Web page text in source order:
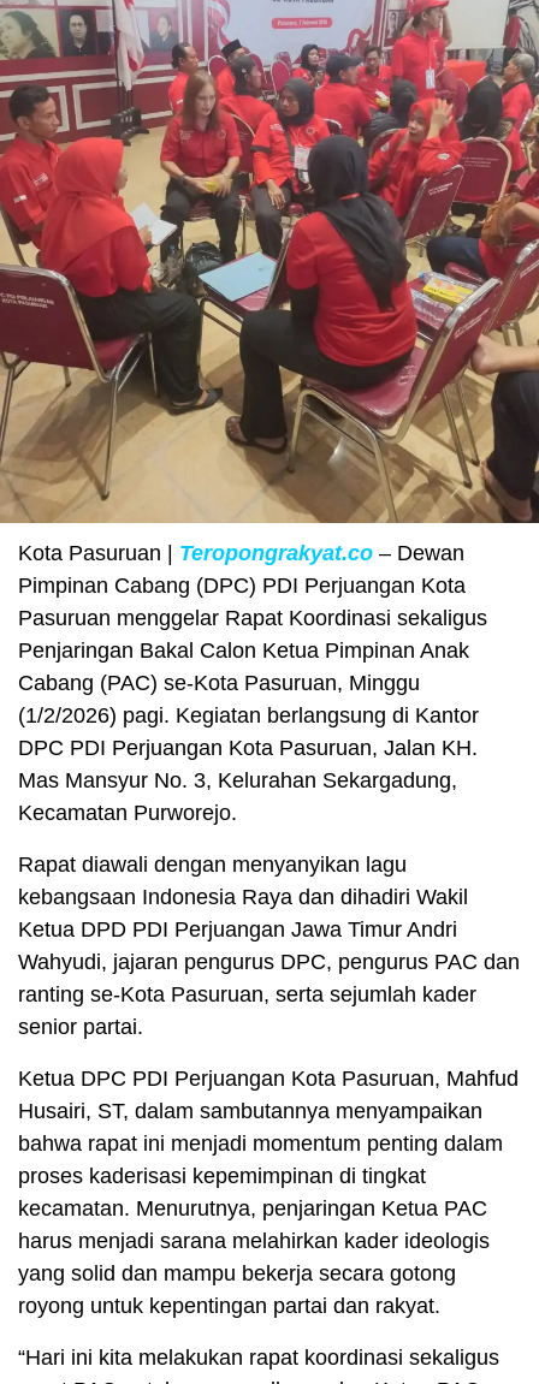
Kota Pasuruan | Teropongrakyat.co – Dewan
Pimpinan Cabang (DPC) PDI Perjuangan Kota
Pasuruan menggelar Rapat Koordinasi sekaligus
Penjaringan Bakal Calon Ketua Pimpinan Anak
Cabang (PAC) se-Kota Pasuruan, Minggu
(1/2/2026) pagi. Kegiatan berlangsung di Kantor
DPC PDI Perjuangan Kota Pasuruan, Jalan KH.
Mas Mansyur No. 3, Kelurahan Sekargadung,
Kecamatan Purworejo.
Rapat diawali dengan menyanyikan lagu
kebangsaan Indonesia Raya dan dihadiri Wakil
Ketua DPD PDI Perjuangan Jawa Timur Andri
Wahyudi, jajaran pengurus DPC, pengurus PAC dan
ranting se-Kota Pasuruan, serta sejumlah kader
senior partai.
Ketua DPC PDI Perjuangan Kota Pasuruan, Mahfud
Husairi, ST, dalam sambutannya menyampaikan
bahwa rapat ini menjadi momentum penting dalam
proses kaderisasi kepemimpinan di tingkat
kecamatan. Menurutnya, penjaringan Ketua PAC
harus menjadi sarana melahirkan kader ideologis
yang solid dan mampu bekerja secara gotong
royong untuk kepentingan partai dan rakyat.
“Hari ini kita melakukan rapat koordinasi sekaligus